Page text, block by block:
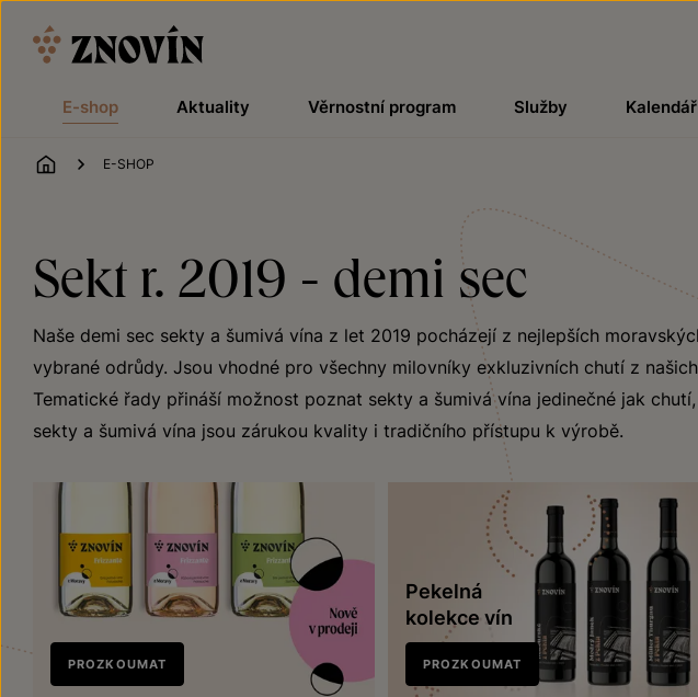
E-shop Aktuality Věrnostní program Služby
ÚVOD
E-SHOP
Sekt r. 2019 - demi sec
Naše demi sec sekty a šumivá vína z let 2019 pocházejí z nejlepších
vybrané odrůdy. Jsou vhodné pro všechny milovníky exkluzivních chutí z
Tematické řady přináší možnost poznat sekty a šumivá vína jedinečné jak
sekty a šumivá vína jsou zárukou kvality i tradičního přístupu k výrobě.
Nově
v prodeji
PROZKOUMAT
Pekelná
kolekce vín
PROZKOUMAT